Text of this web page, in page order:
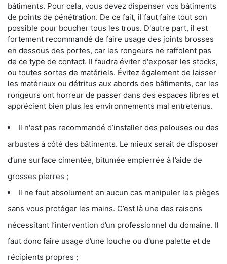
bâtiments. Pour cela, vous devez dispenser vos bâtiments
de points de pénétration. De ce fait, il faut faire tout son
possible pour boucher tous les trous. D'autre part, il est
fortement recommandé de faire usage des joints brosses
en dessous des portes, car les rongeurs ne raffolent pas
de ce type de contact. Il faudra éviter d'exposer les stocks,
ou toutes sortes de matériels. Évitez également de laisser
les matériaux ou détritus aux abords des bâtiments, car les
rongeurs ont horreur de passer dans des espaces libres et
apprécient bien plus les environnements mal entretenus.
Il n'est pas recommandé d’installer des pelouses ou des
arbustes à côté des bâtiments. Le mieux serait de disposer
d’une surface cimentée, bitumée empierrée à l’aide de
grosses pierres ;
Il ne faut absolument en aucun cas manipuler les pièges
sans vous protéger les mains. C’est là une des raisons
nécessitant l’intervention d’un professionnel du domaine. Il
faut donc faire usage d’une louche ou d'une palette et de
récipients propres ;